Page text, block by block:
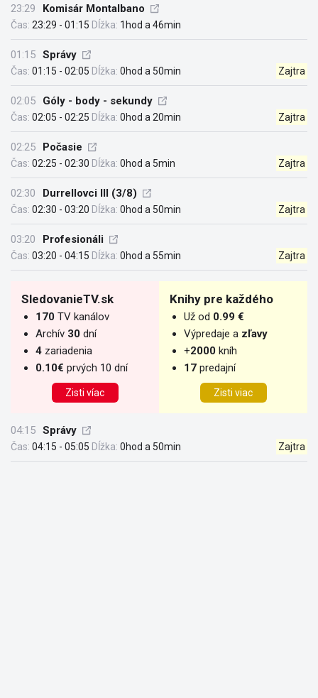
23:29 Komisár Montalbano
Čas: 23:29 - 01:15 Dĺžka: 1hod a 46min
01:15 Správy
Čas: 01:15 - 02:05 Dĺžka: 0hod a 50min Zajtra
02:05 Góly - body - sekundy
Čas: 02:05 - 02:25 Dĺžka: 0hod a 20min Zajtra
02:25 Počasie
Čas: 02:25 - 02:30 Dĺžka: 0hod a 5min Zajtra
02:30 Durrellovci III (3/8)
Čas: 02:30 - 03:20 Dĺžka: 0hod a 50min Zajtra
03:20 Profesionáli
Čas: 03:20 - 04:15 Dĺžka: 0hod a 55min Zajtra
SledovanieTV.sk
170 TV kanálov
Archív 30 dní
4 zariadenia
0.10€ prvých 10 dní
Zisti víac
Knihy pre každého
Už od 0.99 €
Výpredaje a zľavy
+2000 kníh
17 predajní
Zisti viac
04:15 Správy
Čas: 04:15 - 05:05 Dĺžka: 0hod a 50min Zajtra